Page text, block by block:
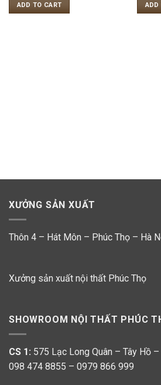
ADD TO CART ADD
XƯỞNG SẢN XUẤT
Thôn 4 – Hát Môn – Phúc Thọ – Hà
Xưởng sản xuất nội thất Phúc Thọ
SHOWROOM NỘI THẤT PHÚC
CS 1: 575 Lạc Long Quân – Tây Hồ
098 474 8855 – 0979 866 999